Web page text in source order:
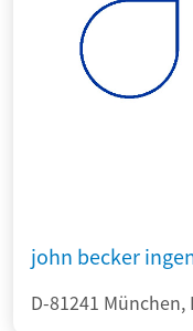
john becker
D-81241